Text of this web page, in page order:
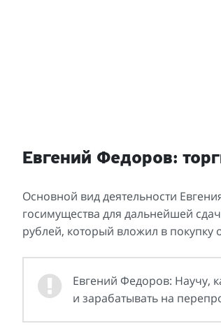
Евгений Федоров:
Основной вид деятельности
госимущества для дальнейшей
рублей, который вложил в покупку
Евгений Федоров: Научу,
и зарабатывать на